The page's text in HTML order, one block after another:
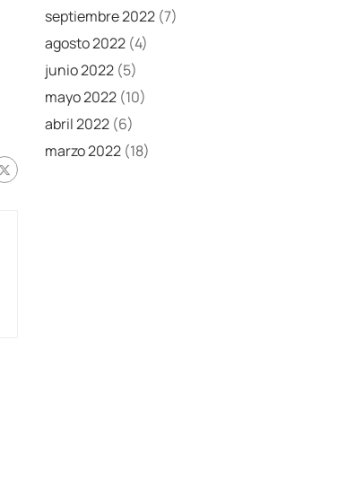
septiembre 2022 (7)
agosto 2022 (4)
junio 2022 (5)
mayo 2022 (10)
abril 2022 (6)
marzo 2022 (18)